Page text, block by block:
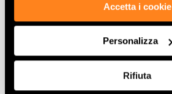
Accetta i cookie
Personalizza
Rifiuta
LUCI TORTORA INSERTO
60x120